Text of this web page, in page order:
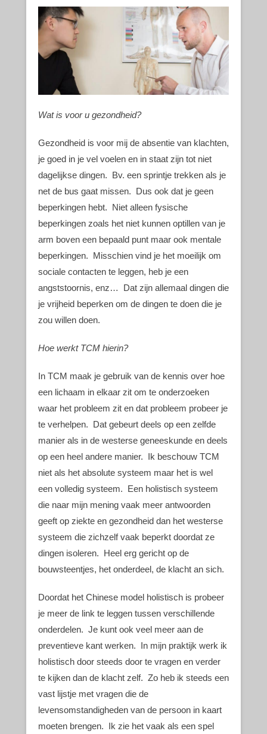
Wat is voor u gezondheid?
Gezondheid is voor mij de absentie van klachten,
je goed in je vel voelen en in staat zijn tot niet
dagelijkse dingen. Bv. een sprintje trekken als je
net de bus gaat missen. Dus ook dat je geen
beperkingen hebt. Niet alleen fysische
beperkingen zoals het niet kunnen optillen van je
arm boven een bepaald punt maar ook mentale
beperkingen. Misschien vind je het moeilijk om
sociale contacten te leggen, heb je een
angststoornis, enz… Dat zijn allemaal dingen die
je vrijheid beperken om de dingen te doen die je
zou willen doen.
Hoe werkt TCM hierin?
In TCM maak je gebruik van de kennis over hoe
een lichaam in elkaar zit om te onderzoeken
waar het probleem zit en dat probleem probeer je
te verhelpen. Dat gebeurt deels op een zelfde
manier als in de westerse geneeskunde en deels
op een heel andere manier. Ik beschouw TCM
niet als het absolute systeem maar het is wel
een volledig systeem. Een holistisch systeem
die naar mijn mening vaak meer antwoorden
geeft op ziekte en gezondheid dan het westerse
systeem die zichzelf vaak beperkt doordat ze
dingen isoleren. Heel erg gericht op de
bouwsteentjes, het onderdeel, de klacht an sich.
Doordat het Chinese model holistisch is probeer
je meer de link te leggen tussen verschillende
onderdelen. Je kunt ook veel meer aan de
preventieve kant werken. In mijn praktijk werk ik
holistisch door steeds door te vragen en verder
te kijken dan de klacht zelf. Zo heb ik steeds een
vast lijstje met vragen die de
levensomstandigheden van de persoon in kaart
moeten brengen. Ik zie het vaak als een spel